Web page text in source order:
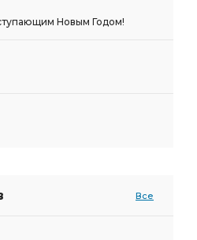
Новым Годом!
Все